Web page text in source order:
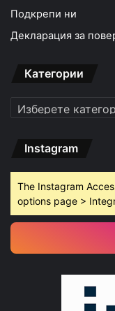
Подкрепи ни
Декларация за
Категории
Категории
Instagram
The Instagram
options page >